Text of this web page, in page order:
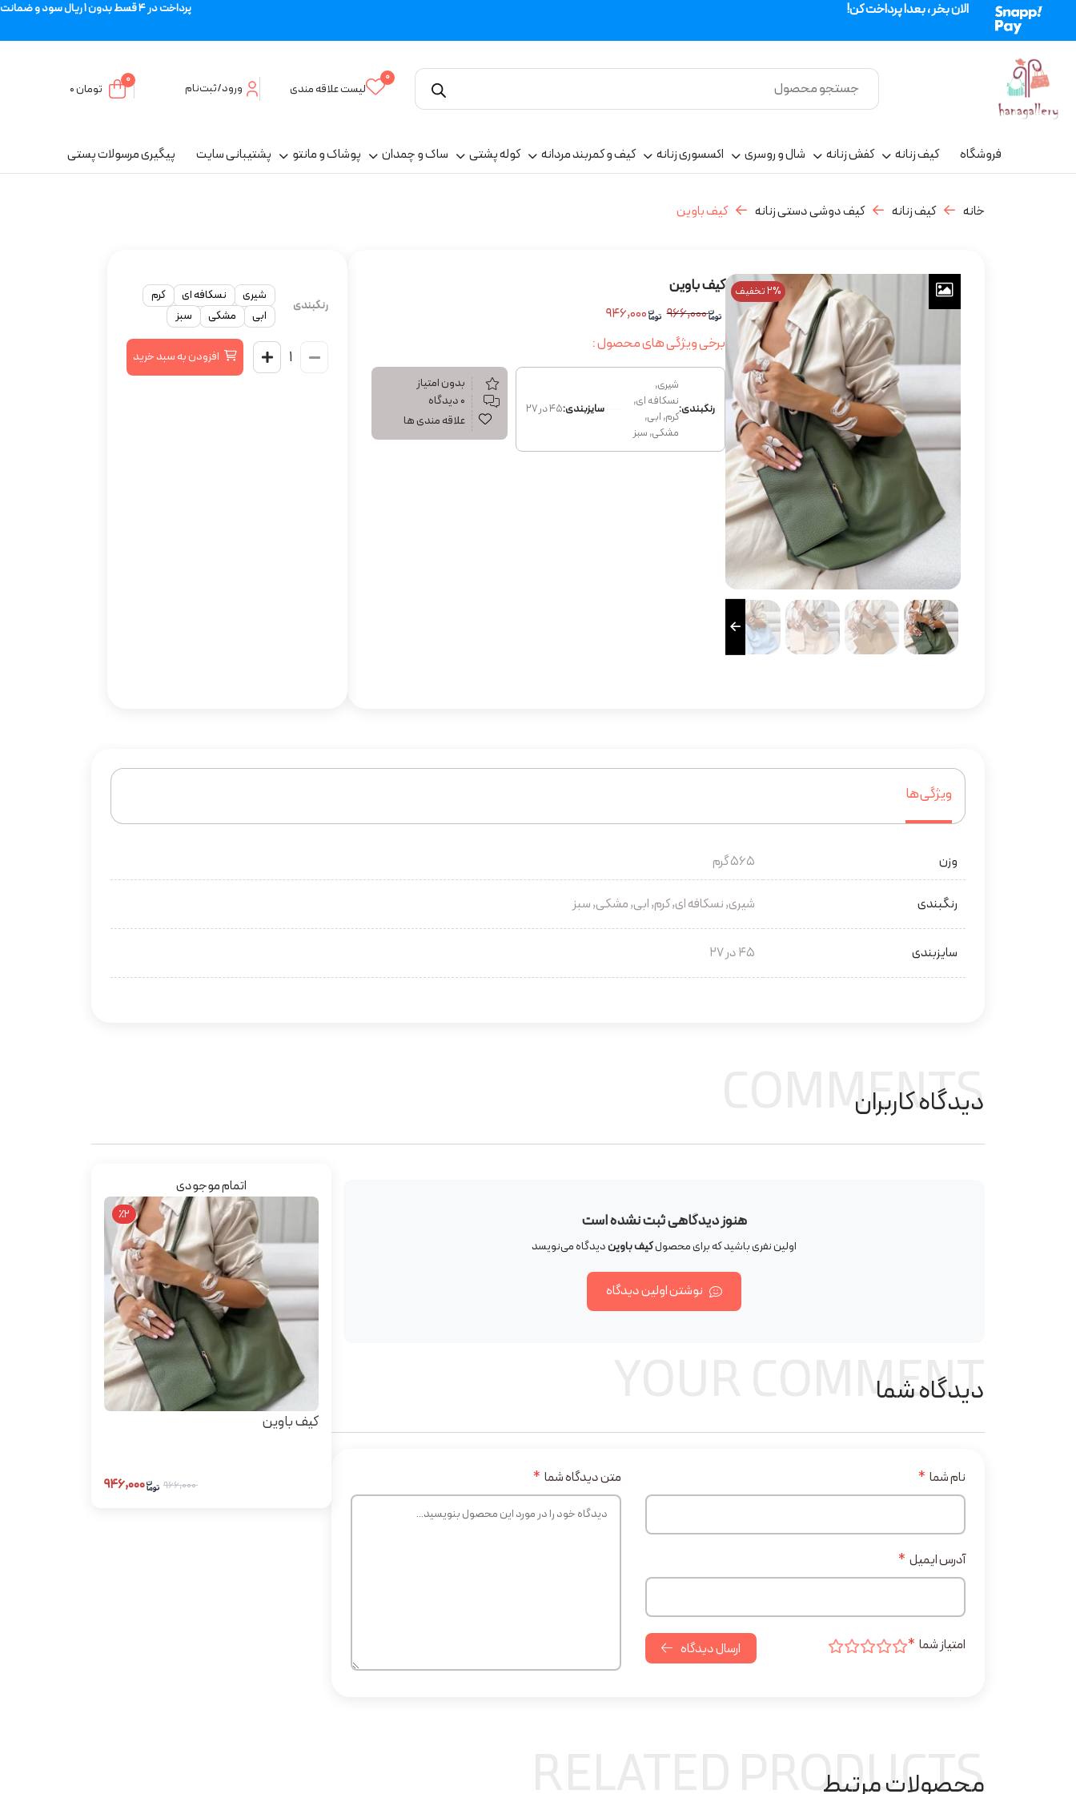
الان بخر ، بعدا پرداخت کن! پرداخت در 4 قسط بدون 1 ریال سود و ضمانت
0
لیست علاقه مندی ورود/ثبت‌نام
0
تومان
فروشگاه کیف زنانه کفش زنانه شال و روسری اکسسوری زنانه کیف و کمربند مردانه کوله پشتی ساک و چمدان پوشاک و مانتو پشتیبانی سایت پیگیری مرسولات پستی
خانه کیف زنانه کیف دوشی دستی زنانه کیف باوین
2% تخفیف کیف باوین
۹۶۶,۰۰۰
برخی ویژگی های محصول :
رنگبندی:
شیری,
نسکافه ای,
کرم, ابی,
مشکی, سبز
سایزبندی:45 در 27
بدون امتیاز
۰ دیدگاه
علاقه مندی ها
رنگبندی
شیری نسکافه ای
کرم
ابی
مشکی سبز
افزودن به سبد خرید
ویژگی‌ها
وزن 565 گرم
رنگبندی شیری, نسکافه ای, کرم, ابی, مشکی, سبز
سایزبندی 45 در 27
دیدگاه کاربران
COMMENTS
هنوز دیدگاهی ثبت نشده است
اولین نفری باشید که برای محصولکیف باویندیدگاه می‌نویسد
نوشتن اولین دیدگاه
دیدگاه شما
YOUR COMMENT
نام شما *
آدرس ایمیل *
امتیاز شما * ارسال دیدگاه
متن دیدگاه شما *
اتمام موجودی
٪2
کیف باوین
۹۶۶,۰۰۰
محصولات مرتبط
RELATED PRODUCTS